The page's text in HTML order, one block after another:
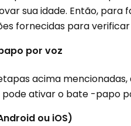
sua idade. Então, para
fornecidas para
por voz
acima
ativar o bate -papo
ou iOS)